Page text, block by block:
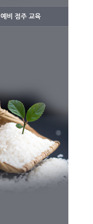
예비 점주 교육